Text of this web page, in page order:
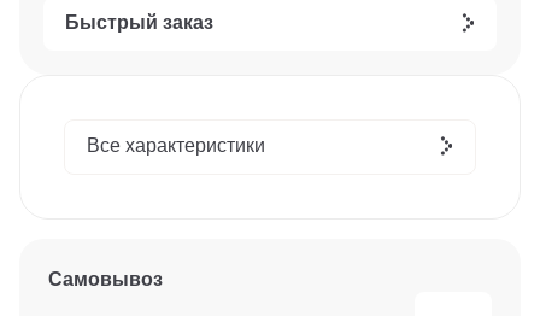
Быстрый заказ
Все характеристики
Самовывоз